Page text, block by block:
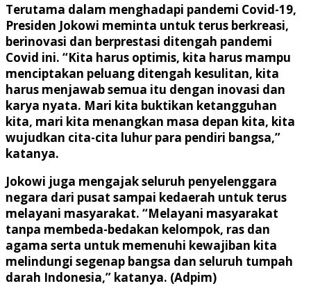
Terutama dalam menghadapi pandemi Covid-19,
Presiden Jokowi meminta untuk terus berkreasi,
berinovasi dan berprestasi ditengah pandemi
Covid ini. “Kita harus optimis, kita harus mampu
menciptakan peluang ditengah kesulitan, kita
harus menjawab semua itu dengan inovasi dan
karya nyata. Mari kita buktikan ketangguhan
kita, mari kita menangkan masa depan kita, kita
wujudkan cita-cita luhur para pendiri bangsa,”
katanya.
Jokowi juga mengajak seluruh penyelenggara
negara dari pusat sampai kedaerah untuk terus
melayani masyarakat. “Melayani masyarakat
tanpa membeda-bedakan kelompok, ras dan
agama serta untuk memenuhi kewajiban kita
melindungi segenap bangsa dan seluruh tumpah
darah Indonesia,” katanya. (Adpim)